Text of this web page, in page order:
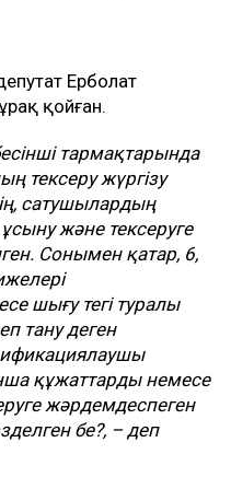
Ерболат
қойған.
тармақтарында
тексеру жүргізу
сатушылардың
және тексеруге
Сонымен қатар, 6,
шығу тегі туралы
тану деген
құжаттарды немесе
жәрдемдеспеген
бе?, – деп